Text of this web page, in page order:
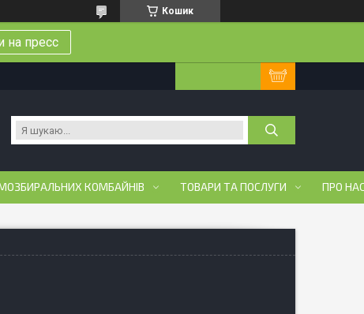
Кошик
на пресс
КОМБАЙНІВ ТОВАРИ ТА ПОСЛУГИ ПРО